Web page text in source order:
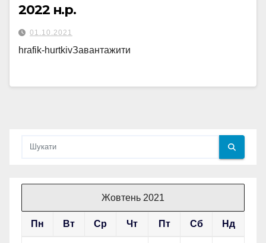
2022 н.р.
01.10.2021
hrafik-hurtkivЗавантажити
Жовтень 2021
Пн Вт Ср Чт Пт Сб Нд